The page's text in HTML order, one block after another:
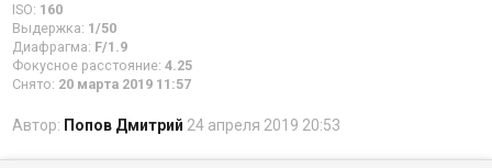
ISO: 160
Выдержка: 1/50
Диафрагма: F/1.9
Фокусное расстояние: 4.25
Снято: 20 марта 2019 11:57
Автор: Попов Дмитрий 24 апреля 2019 20:53